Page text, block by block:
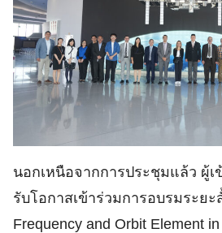
Search
for:
นอกเหนือจากการประชุมแล้ว ผู้เ
รับโอกาสเข้าร่วมการอบรมระย
Frequency and Orbit Element